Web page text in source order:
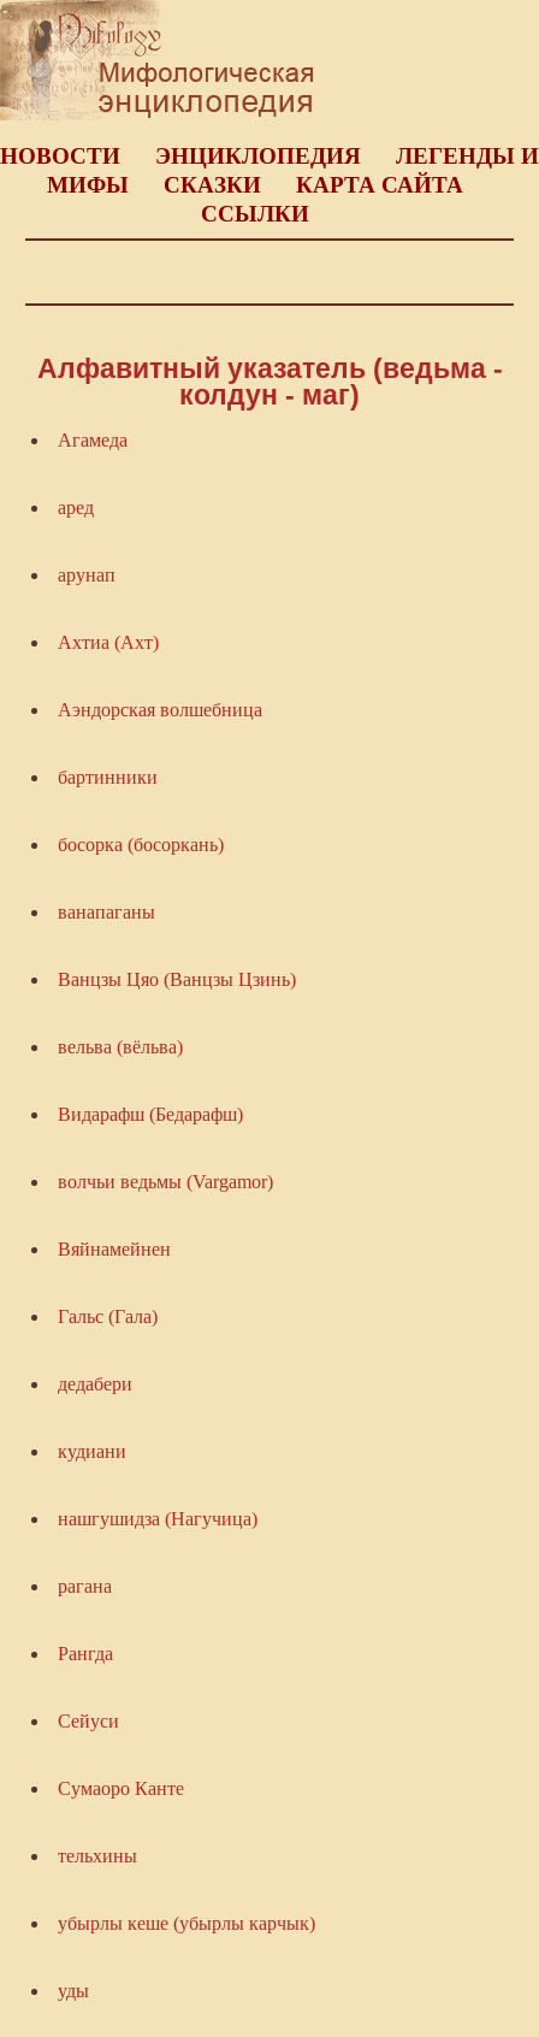
НОВОСТИ ЭНЦИКЛОПЕДИЯ
ЛЕГЕНДЫ И
МИФЫ
СКАЗКИ
КАРТА САЙТА
ССЫЛКИ
Алфавитный указатель (ведьма -
колдун - маг)
Агамеда
аред
арунап
Ахтиа (Ахт)
Аэндорская волшебница
бартинники
босорка (босоркань)
ванапаганы
Ванцзы Цяо (Ванцзы Цзинь)
вельва (вёльва)
Видарафш (Бедарафш)
волчьи ведьмы (Vargamor)
Вяйнамейнен
Гальс (Гала)
дедабери
кудиани
нашгушидза (Нагучица)
рагана
Рангда
Сейуси
Сумаоро Канте
тельхины
убырлы кеше (убырлы карчык)
уды